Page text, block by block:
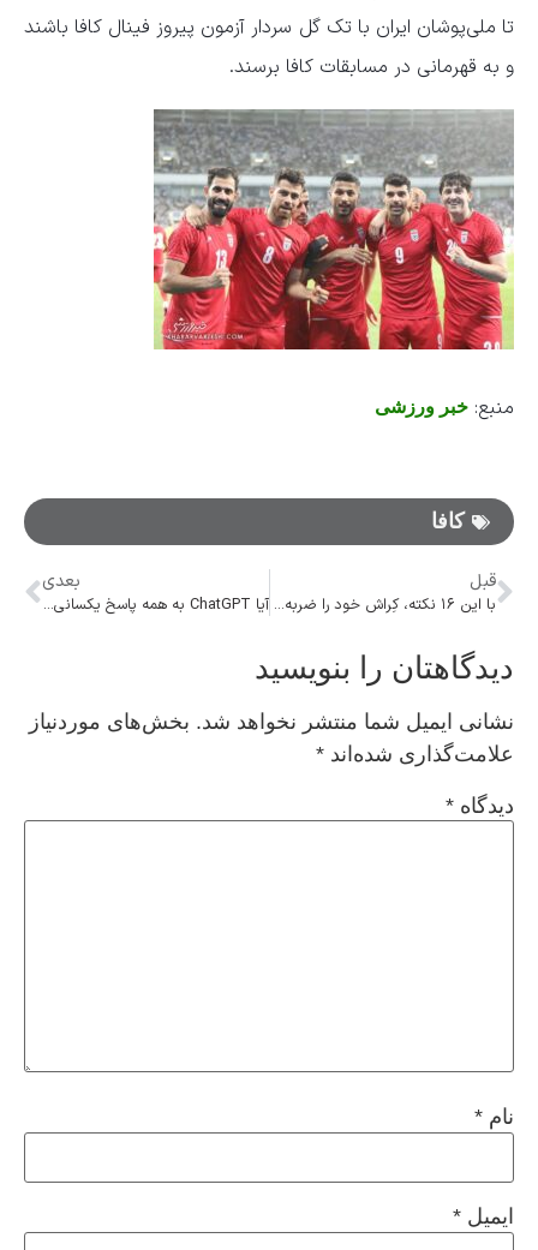
تا ملی‌پوشان ایران با تک گل سردار آزمون پیروز فینال کافا باشند
و به قهرمانی در مسابقات کافا برسند.
منبع: خبر ورزشی
کافا
قبل
با این ۱۶ نکته، کِراش خود را ضربه‌فنی کنید
بعدی
آیا ChatGPT به همه پاسخ یکسانی می دهد؟
دیدگاهتان را بنویسید
نشانی ایمیل شما منتشر نخواهد شد. بخش‌های موردنیاز
علامت‌گذاری شده‌اند *
دیدگاه *
نام *
ایمیل *